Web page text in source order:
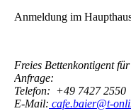
Anmeldung im
Freies Bettenkontigent
Anfrage:
Telefon: +49 7427 2550
E-Mail: cafe.baier@t-